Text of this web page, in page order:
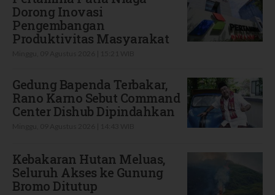
Dorong Inovasi
Pengembangan
Produktivitas Masyarakat
Gedung Bapenda Terbakar,
Rano Karno Sebut Command
Center Dishub Dipindahkan
Kebakaran Hutan Meluas,
Seluruh Akses ke Gunung
Bromo Ditutup